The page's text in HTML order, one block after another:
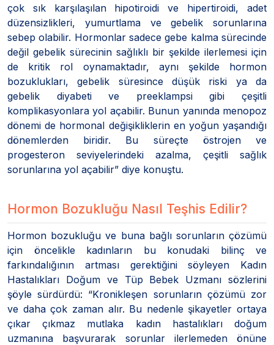
çok sık karşılaşılan hipotiroidi ve hipertiroidi, adet
düzensizlikleri, yumurtlama ve gebelik sorunlarına
sebep olabilir. Hormonlar sadece gebe kalma sürecinde
değil gebelik sürecinin sağlıklı bir şekilde ilerlemesi için
de kritik rol oynamaktadır, aynı şekilde hormon
bozuklukları, gebelik süresince düşük riski ya da
gebelik diyabeti ve preeklampsi gibi çeşitli
komplikasyonlara yol açabilir. Bunun yanında menopoz
dönemi de hormonal değişikliklerin en yoğun yaşandığı
dönemlerden biridir. Bu süreçte östrojen ve
progesteron seviyelerindeki azalma, çeşitli sağlık
sorunlarına yol açabilir” diye konuştu.
Hormon Bozukluğu Nasıl Teşhis Edilir?
Hormon bozukluğu ve buna bağlı sorunların çözümü
için öncelikle kadınların bu konudaki bilinç ve
farkındalığının artması gerektiğini söyleyen Kadın
Hastalıkları Doğum ve Tüp Bebek Uzmanı sözlerini
şöyle sürdürdü: “Kronikleşen sorunların çözümü zor
ve daha çok zaman alır. Bu nedenle şikayetler ortaya
çıkar çıkmaz mutlaka kadın hastalıkları doğum
uzmanına başvurarak sorunlar ilerlemeden önüne